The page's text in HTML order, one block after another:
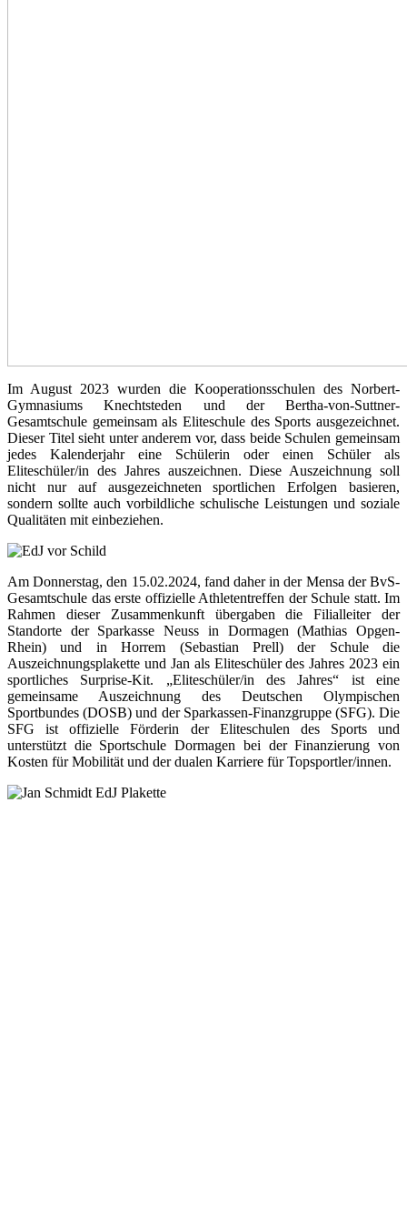
Im August 2023 wurden die Kooperationsschulen des Norbert-
Gymnasiums Knechtsteden und der Bertha-von-Suttner-
Gesamtschule gemeinsam als Eliteschule des Sports ausgezeichnet.
Dieser Titel sieht unter anderem vor, dass beide Schulen gemeinsam
jedes Kalenderjahr eine Schülerin oder einen Schüler als
Eliteschüler/in des Jahres auszeichnen. Diese Auszeichnung soll
nicht nur auf ausgezeichneten sportlichen Erfolgen basieren,
sondern sollte auch vorbildliche schulische Leistungen und soziale
Qualitäten mit einbeziehen.
Am Donnerstag, den 15.02.2024, fand daher in der Mensa der BvS-
Gesamtschule das erste offizielle Athletentreffen der Schule statt. Im
Rahmen dieser Zusammenkunft übergaben die Filialleiter der
Standorte der Sparkasse Neuss in Dormagen (Mathias Opgen-
Rhein) und in Horrem (Sebastian Prell) der Schule die
Auszeichnungsplakette und Jan als Eliteschüler des Jahres 2023 ein
sportliches Surprise-Kit. „Eliteschüler/in des Jahres“ ist eine
gemeinsame Auszeichnung des Deutschen Olympischen
Sportbundes (DOSB) und der Sparkassen-Finanzgruppe (SFG). Die
SFG ist offizielle Förderin der Eliteschulen des Sports und
unterstützt die Sportschule Dormagen bei der Finanzierung von
Kosten für Mobilität und der dualen Karriere für Topsportler/innen.